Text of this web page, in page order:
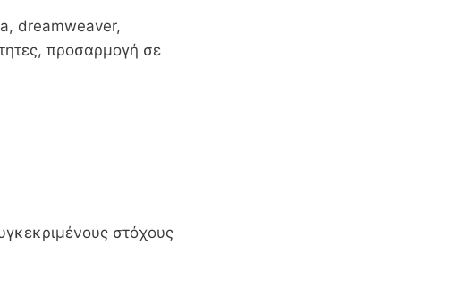
dreamweaver,
προσαρμογή σε
στόχους